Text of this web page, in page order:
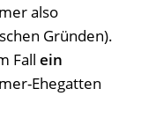
also
Gründen).
Fall ein
Ehegatten